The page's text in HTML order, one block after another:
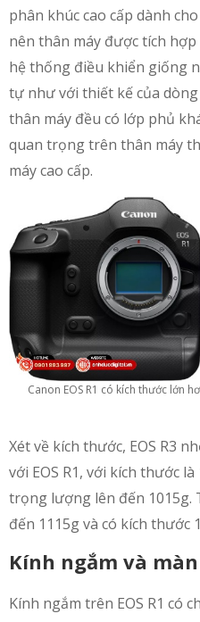
phân khúc cao cấp dành
nên thân máy được tích
hệ thống điều khiển giống
tự như với thiết kế của dòng
thân máy đều có lớp phủ
quan trọng trên thân máy
máy cao cấp.
Canon EOS R1 có kích thước lớn
Xét về kích thước, EOS R3
với EOS R1, với kích thước là
trọng lượng lên đến 1015g.
đến 1115g và có kích thước
Kính ngắm và
Kính ngắm trên EOS R1 có